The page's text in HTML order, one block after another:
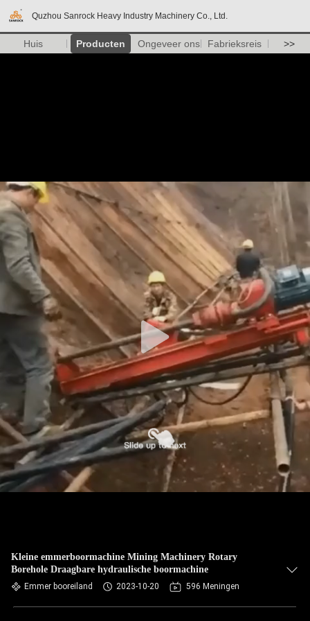
Quzhou Sanrock Heavy Industry Machinery Co., Ltd.
Huis Producten Ongeveer ons Fabrieksreis >>
Kleine emmerboormachine Mining Machinery Rotary
Borehole Draagbare hydraulische boormachine
Emmer booreiland 2023-10-20 596 Meningen